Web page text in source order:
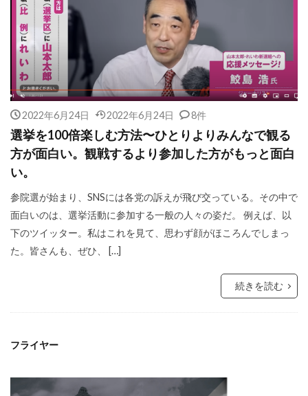
2022年6月24日 2022年6月24日 8件
選挙を100倍楽しむ方法〜ひとりよりみんなで観る
方が面白い。観戦するより参加した方がもっと面白
い。
参院選が始まり、SNSには各党の訴えが飛び交っている。その中で
面白いのは、選挙活動に参加する一般の人々の姿だ。 例えば、以
下のツイッター。私はこれを見て、思わず顔がほころんでしまっ
た。皆さんも、ぜひ、 […]
続きを読む
フライヤー